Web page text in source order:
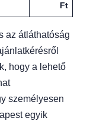
Ft
az átláthatóság
hogy a lehető
személyesen
egyik